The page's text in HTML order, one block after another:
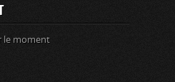
le moment